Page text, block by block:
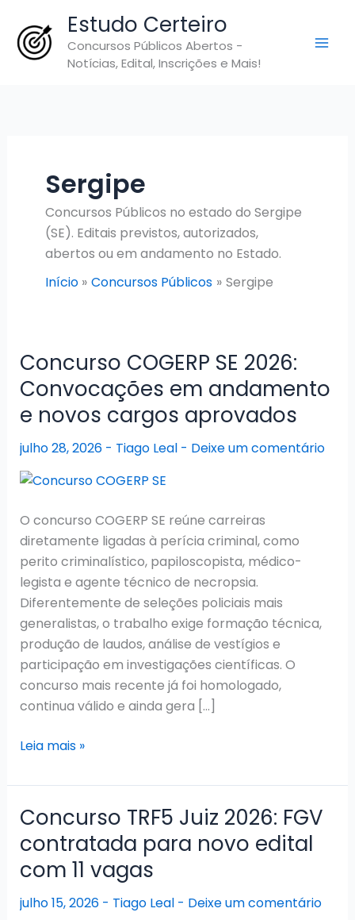
para
Estudo Certeiro
Concursos Públicos Abertos -
Notícias, Edital, Inscrições e Mais!
Sergipe
Concursos Públicos no estado do Sergipe
(SE). Editais previstos, autorizados,
abertos ou em andamento no Estado.
Início
Concursos Públicos Sergipe
Concurso COGERP SE 2026:
Convocações em andamento
e novos cargos aprovados
julho 28, 2026 - Tiago Leal - Deixe um comentário
O concurso COGERP SE reúne carreiras
diretamente ligadas à perícia criminal, como
perito criminalístico, papiloscopista, médico-
legista e agente técnico de necropsia.
Diferentemente de seleções policiais mais
generalistas, o trabalho exige formação técnica,
produção de laudos, análise de vestígios e
participação em investigações científicas. O
concurso mais recente já foi homologado,
continua válido e ainda gera […]
Concurso
SE
2026:
Convocações
em
andamento
novos
Leia mais »
Concurso TRF5 Juiz 2026: FGV
contratada para novo edital
com 11 vagas
julho 15, 2026 - Tiago Leal - Deixe um comentário